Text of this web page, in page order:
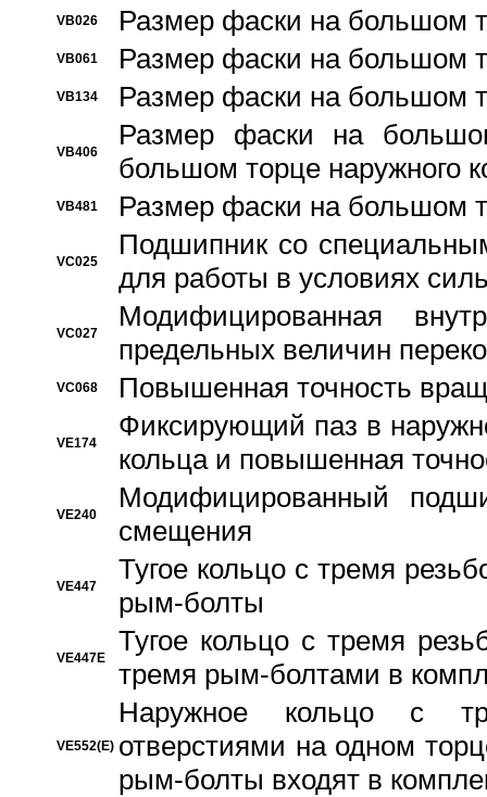
VB026 Размер фаски на большом
VB061 Размер фаски на большом
VB134 Размер фаски на большом
VB406
Размер фаски на
большом торце наружного
VB481 Размер фаски на большом
VC025
Подшипник со
для работы в условиях
VC027
Модифицированная
предельных величин
VC068 Повышенная точность
VE174
Фиксирующий паз в
кольца и повышенная
VE240
Модифицированный
смещения
VE447
Тугое кольцо с тремя
рым-болты
VE447E
Тугое кольцо с тремя
тремя рым-болтами в
VE552(E)
Наружное кольцо с
отверстиями на одном
рым-болты входят в